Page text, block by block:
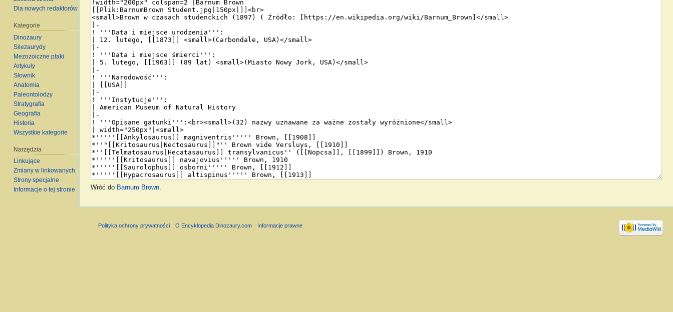
Wróć do Barnum Brown.
Dla nowych redaktorów
Kategorie
Dinozaury
Silezaurydy
Mezozoiczne ptaki
Artykuły
Słownik
Anatomia
Paleontolodzy
Stratygrafia
Geografia
Historia
Wszystkie kategorie
Narzędzia
Linkujące
Zmiany w linkowanych
Strony specjalne
Informacje o tej stronie
Polityka ochrony prywatności O Encyklopedia Dinozaury.com Informacje prawne